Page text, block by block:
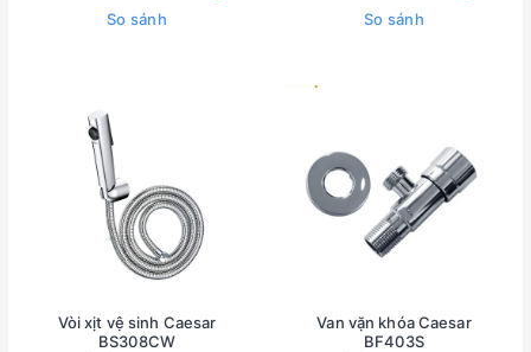
So sánh
So sánh
Vòi xịt vệ sinh Caesar
BS308CW
Van vặn khóa Caesar
BF403S